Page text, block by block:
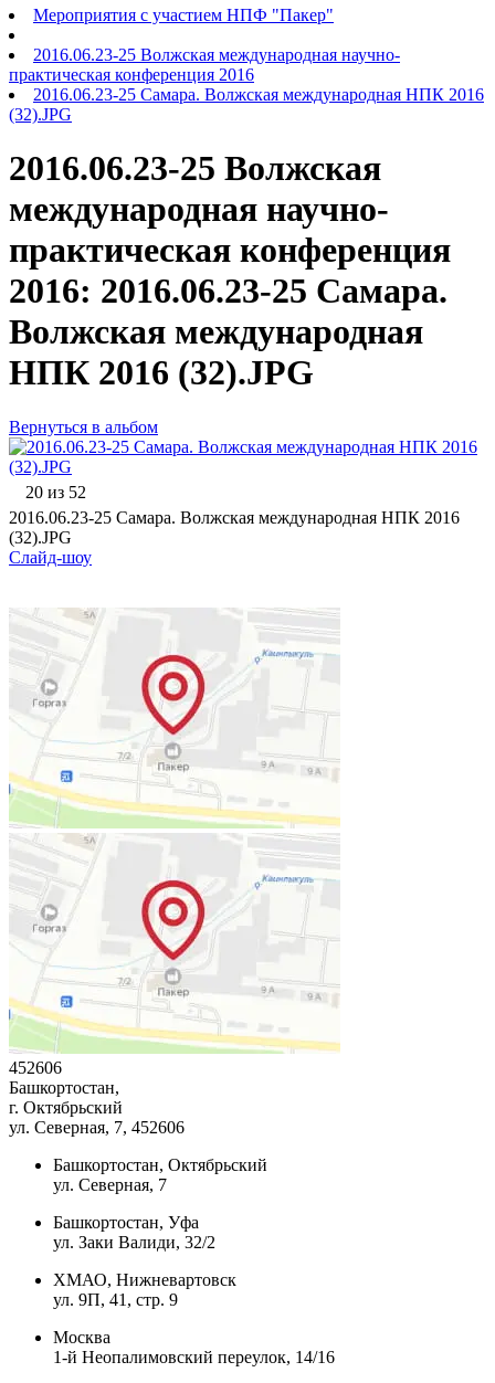
Мероприятия с участием НПФ "Пакер"
2016.06.23-25 Волжская международная научно-
практическая конференция 2016
2016.06.23-25 Самара. Волжская международная НПК 2016
(32).JPG
2016.06.23-25 Волжская
международная научно-
практическая конференция
2016: 2016.06.23-25 Самара.
Волжская международная
НПК 2016 (32).JPG
Вернуться в альбом
20 из 52
2016.06.23-25 Самара. Волжская международная НПК 2016
(32).JPG
Слайд-шоу
452606
Башкортостан,
г. Октябрьский
ул. Северная, 7, 452606
Башкортостан, Октябрьский
ул. Северная, 7
Башкортостан, Уфа
ул. Заки Валиди, 32/2
ХМАО, Нижневартовск
ул. 9П, 41, стр. 9
Москва
1-й Неопалимовский переулок, 14/16